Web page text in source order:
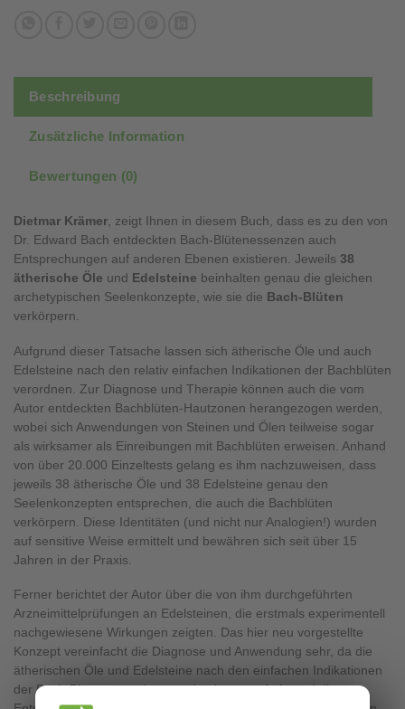
Beschreibung
Zusätzliche Information
Bewertungen (0)
Dietmar Krämer , zeigt Ihnen in diesem Buch, dass es zu den von
Dr. Edward Bach entdeckten Bach-Blütenessenzen auch
Entsprechungen auf anderen Ebenen existieren. Jeweils 38
ätherische Öle und Edelsteine beinhalten genau die gleichen
archetypischen Seelenkonzepte, wie sie die Bach-Blüten
verkörpern.
Aufgrund dieser Tatsache lassen sich ätherische Öle und auch
Edelsteine nach den relativ einfachen Indikationen der Bachblüten
verordnen. Zur Diagnose und Therapie können auch die vom
Autor entdeckten Bachblüten-Hautzonen herangezogen werden,
wobei sich Anwendungen von Steinen und Ölen teilweise sogar
als wirksamer als Einreibungen mit Bachblüten erweisen. Anhand
von über 20.000 Einzeltests gelang es ihm nachzuweisen, dass
jeweils 38 ätherische Öle und 38 Edelsteine genau den
Seelenkonzepten entsprechen, die auch die Bachblüten
verkörpern. Diese Identitäten (und nicht nur Analogien!) wurden
auf sensitive Weise ermittelt und bewähren sich seit über 15
Jahren in der Praxis.
Ferner berichtet der Autor über die von ihm durchgeführten
Arzneimittelprüfungen an Edelsteinen, die erstmals experimentell
nachgewiesene Wirkungen zeigten. Das hier neu vorgestellte
Konzept vereinfacht die Diagnose und Anwendung sehr, da die
ätherischen Öle und Edelsteine nach den einfachen Indikationen
der Bach-Blüten verordnet werden können. Aufgrund dieser